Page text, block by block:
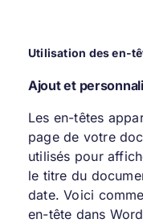
Utilisation des en-
Ajout et
Les en-têtes
page de votre
utilisés pour
le titre du
date. Voici
en-tête dans